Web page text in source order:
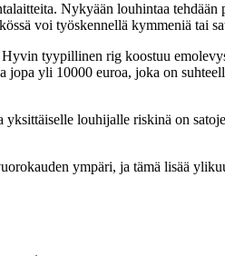
Nykyään louhintaa tehdään
voi työskennellä kymmeniä tai
tyypillinen rig koostuu
yli 10000 euroa, joka on
louhijalle riskinä on
ympäri, ja tämä lisää